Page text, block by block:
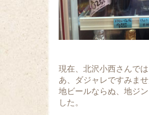
現在、北沢小西さんで
あ、ダジャレですみませ
地ビールならぬ、地ジ
した。